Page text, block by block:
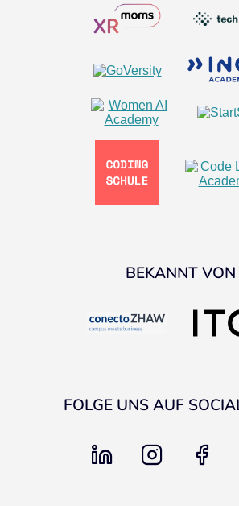
BEKANNT VON
FOLGE UNS AUF
linkedin instagram